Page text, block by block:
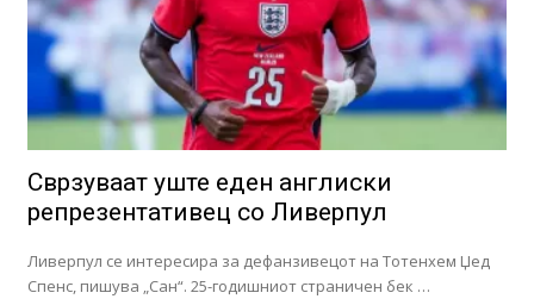
Сврзуваат уште еден англиски
репрезентативец со Ливерпул
Ливерпул се интересира за дефанзивецот на Тотенхем Џед
Спенс, пишува „Сан“. 25-годишниот страничен бек …